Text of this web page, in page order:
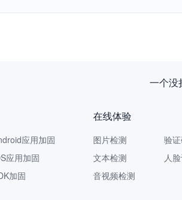
一个没
应用加固
应用加固
加固
在线体验
图片检测
文本检测
音视频检测
验
人